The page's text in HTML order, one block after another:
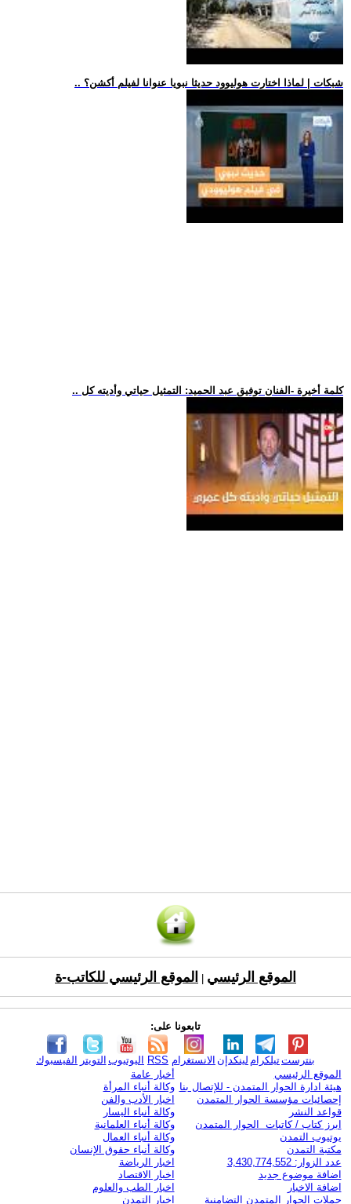
.. شبكات | لماذا اختارت هوليوود حديثا نبويا عنوانا لفيلم أكشن؟
.. كلمة أخيرة -الفنان توفيق عبد الحميد: التمثيل حياتي وأديته كل
الموقع الرئيسي الموقع الرئيسي للكاتب-ة
تابعونا على:
الفيسبوك التويتر اليوتيوب RSS الانستغرام لينكدإن تيلكرامبنترست
الموقع الرئيسي
هيئة ادارة الحوار المتمدن - للإتصال بنا
إحصائيات مؤسسة الحوار المتمدن
قواعد النشر
ابرز كتاب / كاتبات الحوار المتمدن
يوتيوب التمدن
مكتبة التمدن
عدد الزوار: 3,430,774,552
اضافة موضوع جديد
اضافة الاخبار
حملات الحوار المتمدن التضامنية
أخبار عامة
وكالة أنباء المرأة
اخبار الأدب والفن
وكالة أنباء اليسار
وكالة أنباء العلمانية
وكالة أنباء العمال
وكالة أنباء حقوق الإنسان
اخبار الرياضة
اخبار الاقتصاد
اخبار الطب والعلوم
اخبار التمدن